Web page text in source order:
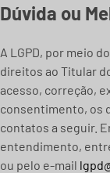
Dúvida ou
A LGPD, por meio
direitos ao Titular
acesso, correção,
consentimento, os
contatos a seguir.
entendimento,
ou pelo e-mail